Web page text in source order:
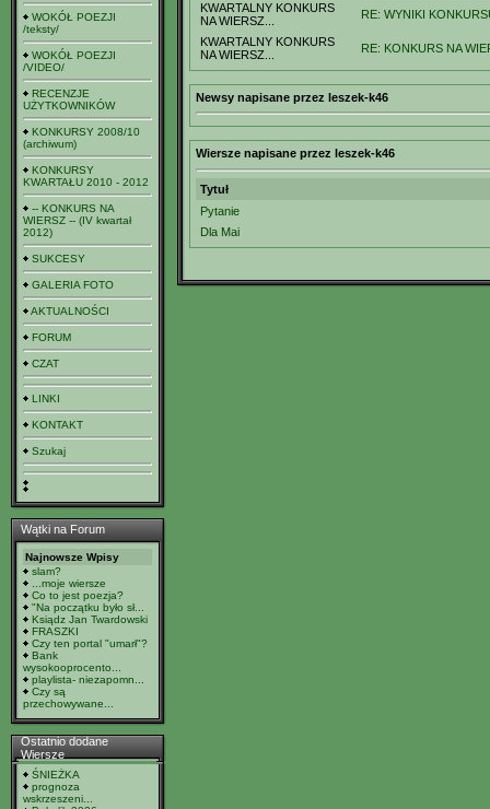
WOKÓŁ POEZJI
/teksty/
WOKÓŁ POEZJI
/VIDEO/
RECENZJE
UŻYTKOWNIKÓW
KONKURSY 2008/10
(archiwum)
KONKURSY
KWARTAŁU 2010 - 2012
-- KONKURS NA
WIERSZ -- (IV kwartał
2012)
SUKCESY
GALERIA FOTO
AKTUALNOŚCI
FORUM
CZAT
LINKI
KONTAKT
Szukaj
Wątki na Forum
Najnowsze Wpisy
slam?
...moje wiersze
Co to jest poezja?
"Na początku było sł...
Ksiądz Jan Twardowski
FRASZKI
Czy ten portal "umarł"?
Bank
wysokooprocento...
playlista- niezapomn...
Czy są
przechowywane...
Ostatnio dodane
Wiersze
ŚNIEŻKA
prognoza
wskrzeszeni...
KWARTALNY KONKURS
NA WIERSZ...
RE: WYNIKI
KWARTALNY KONKURS
NA WIERSZ...
RE: KONKURS NA
Newsy napisane przez leszek-k46
Wiersze napisane przez leszek-k46
Tytuł
Pytanie
Dla Mai